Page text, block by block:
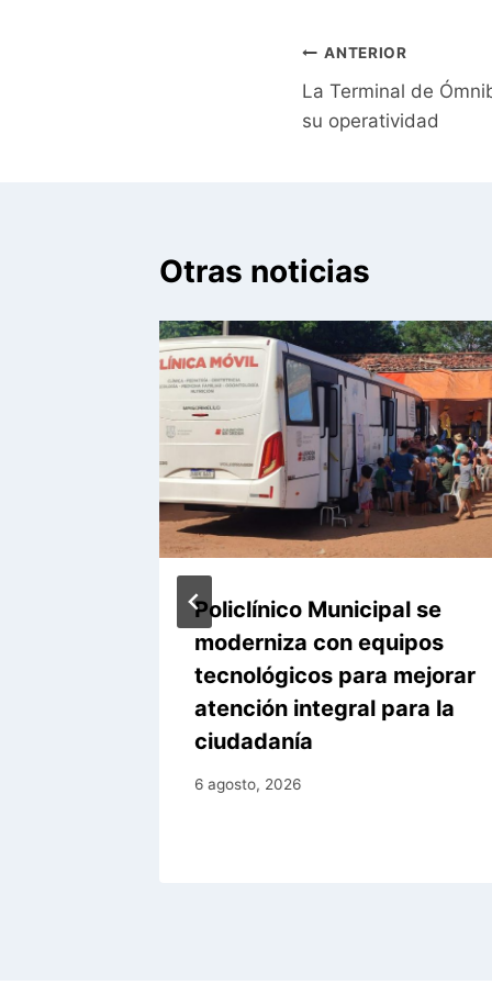
Navegación
de
ANTERIOR
La Terminal de
su operatividad
Otras noticias
Policlínico Municipal se
moderniza con equipos
tecnológicos para mejorar
atención integral para la
ciudadanía
6 agosto, 2026